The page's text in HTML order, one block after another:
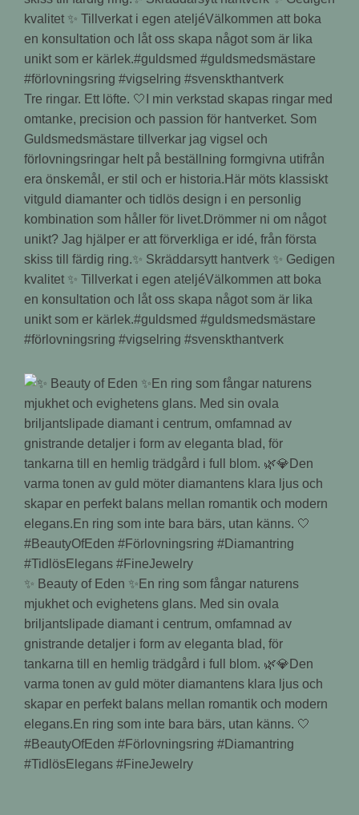
Tre ringar. Ett löfte. 🤍I min verkstad skapas ringar med
omtanke, precision och passion för hantverket. Som
Guldsmedsmästare tillverkar jag vigsel och
förlovningsringar helt på beställning formgivna utifrån
era önskemål, er stil och er historia.Här möts klassiskt
vitguld diamanter och tidlös design i en personlig
kombination som håller för livet.Drömmer ni om något
unikt? Jag hjälper er att förverkliga er idé, från första
skiss till färdig ring.✨ Skräddarsytt hantverk ✨ Gedigen
kvalitet ✨ Tillverkat i egen ateljéVälkommen att boka
en konsultation och låt oss skapa något som är lika
unikt som er kärlek.#guldsmed #guldsmedsmästare
#förlovningsring #vigselring #svenskthantverk
✨ Beauty of Eden ✨En ring som fångar naturens
mjukhet och evighetens glans. Med sin ovala
briljantslipade diamant i centrum, omfamnad av
gnistrande detaljer i form av eleganta blad, för
tankarna till en hemlig trädgård i full blom. 🌿💎Den
varma tonen av guld möter diamantens klara ljus och
skapar en perfekt balans mellan romantik och modern
elegans.En ring som inte bara bärs, utan känns. 🤍
#BeautyOfEden #Förlovningsring #Diamantring
#TidlösElegans #FineJewelry